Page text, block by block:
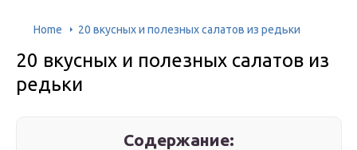
Home 20 вкусных и полезных салатов из редьки
20 вкусных и полезных салатов из
редьки
Содержание: